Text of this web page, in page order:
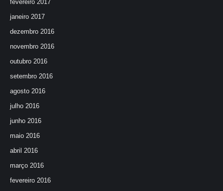
fevereiro 2017
janeiro 2017
dezembro 2016
novembro 2016
outubro 2016
setembro 2016
agosto 2016
julho 2016
junho 2016
maio 2016
abril 2016
março 2016
fevereiro 2016